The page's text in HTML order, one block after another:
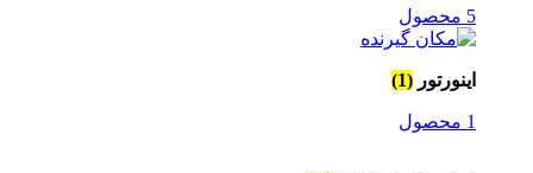
5 محصول
اینورتور (1)
1 محصول